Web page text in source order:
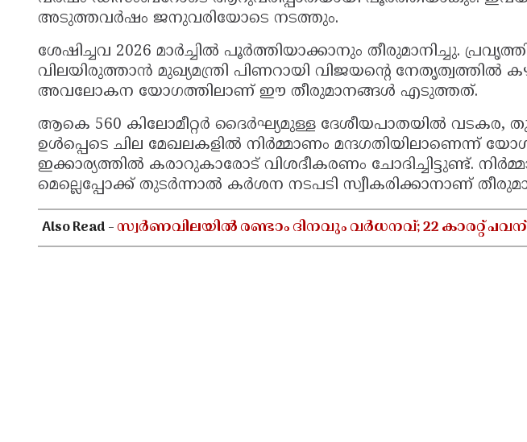
അടുത്തവർഷം ജനുവരിയോടെ നടത്തും.
ശേഷിച്ചവ 2026 മാർച്ചിൽ പൂർത്തിയാക്കാനും തീരുമാനിച്ചു.
വിലയിരുത്താൻ മുഖ്യമന്ത്രി പിണറായി വിജയന്റെ നേതൃത്വത്തിൽ
അവലോകന യോഗത്തിലാണ് ഈ തീരുമാനങ്ങൾ എടുത്തത്.
ആകെ 560 കിലോമീറ്റർ ദൈർഘ്യമുള്ള ദേശീയപാതയിൽ വടകര,
ഉൾപ്പെടെ ചില മേഖലകളിൽ നിർമ്മാണം മന്ദഗതിയിലാണെന്ന്
ഇക്കാര്യത്തിൽ കരാറുകാരോട് വിശദീകരണം ചോദിച്ചിട്ടുണ്ട്.
മെല്ലെപ്പോക്ക് തുടർന്നാൽ കർശന നടപടി സ്വീകരിക്കാനാണ്
Also Read -സ്വർണവിലയിൽ രണ്ടാം ദിനവും വർധനവ്; 22 കാരറ്റ് പവന്